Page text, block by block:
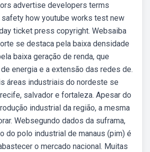
advertise developers terms
how youtube works test new
ticket press copyright. Websaiba
se destaca pela baixa densidade
baixa geração de renda, que
energia e a extensão das redes de.
áreas industriais do nordeste se
salvador e fortaleza. Apesar do
industrial da região, a mesma
Websegundo dados da suframa,
do polo industrial de manaus (pim) é
o mercado nacional. Muitas